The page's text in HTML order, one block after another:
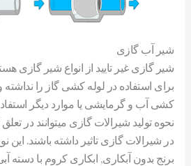
شیر آب گازی
شیر گازی غیر تایید از انواع شیر گازی
برای استفاده در لوله کشی گاز را
کشی آب و گرمایشی یا موارد دیگر
نحوه تولید شیرالات گازی میتوانند در
در شیرالات گازی تاثیر داشته باشند. این
برنج بدون آبکاری, ابکاری کروم با دسته